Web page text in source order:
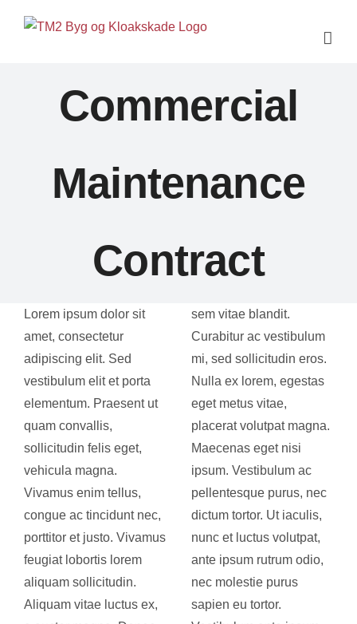
Commercial
Maintenance
Contract
Lorem ipsum dolor sit
amet, consectetur
adipiscing elit. Sed
vestibulum elit et porta
elementum. Praesent ut
quam convallis,
sollicitudin felis eget,
vehicula magna.
Vivamus enim tellus,
congue ac tincidunt nec,
porttitor et justo. Vivamus
feugiat lobortis lorem
aliquam sollicitudin.
Aliquam vitae luctus ex,
sem vitae blandit.
Curabitur ac vestibulum
mi, sed sollicitudin eros.
Nulla ex lorem, egestas
eget metus vitae,
placerat volutpat magna.
Maecenas eget nisi
ipsum. Vestibulum ac
pellentesque purus, nec
dictum tortor. Ut iaculis,
nunc et luctus volutpat,
ante ipsum rutrum odio,
nec molestie purus
sapien eu tortor.